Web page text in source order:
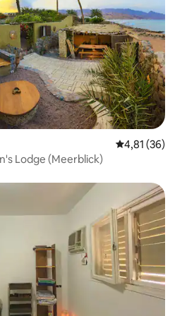
4,81 (36)
Lodge (Meerblick)